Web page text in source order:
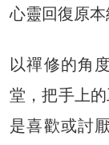
心靈回復原本
以禪修的角
堂，把手上
是喜歡或討